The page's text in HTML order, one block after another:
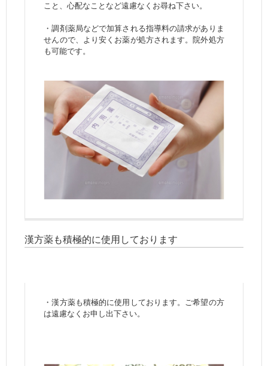
こと、心配なことなど遠慮なくお尋ね下さい。
・調剤薬局などで加算される指導料の請求がありま
せんので、より安くお薬が処方されます。院外処方
も可能です。
漢方薬も積極的に使用しております
・漢方薬も積極的に使用しております。ご希望の方
は遠慮なくお申し出下さい。